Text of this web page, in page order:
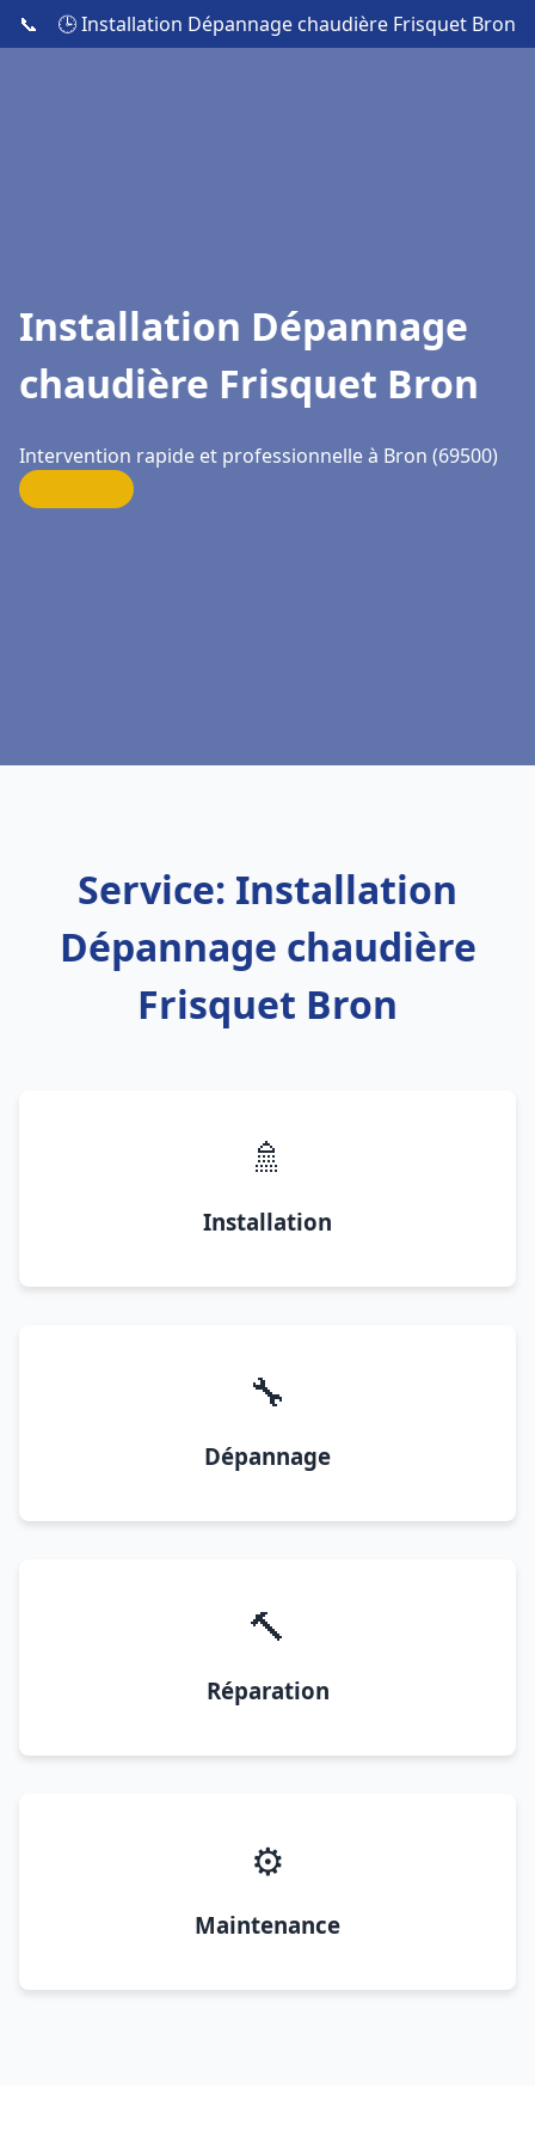
📞 🕒 Installation Dépannage chaudière Frisquet Bron
Installation Dépannage
chaudière Frisquet Bron
Intervention rapide et professionnelle à Bron (69500)
Service: Installation
Dépannage chaudière
Frisquet Bron
🚿
Installation
🔧
Dépannage
🔨
Réparation
⚙️
Maintenance